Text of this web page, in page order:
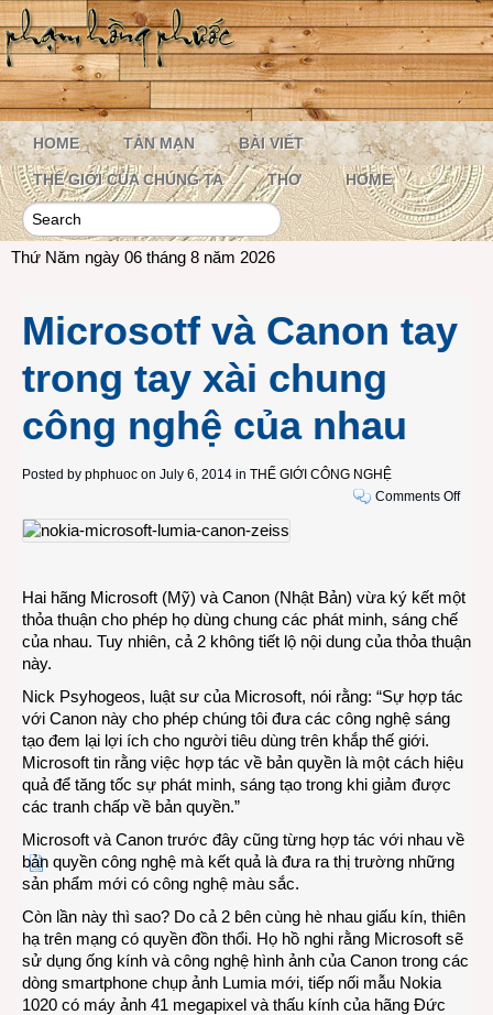
HOME TẢN MẠN BÀI VIẾT
THẾ GIỚI CỦA CHÚNG TA THƠ HOME
Thứ Năm ngày 06 tháng 8 năm 2026
Microsotf và Canon tay
trong tay xài chung
công nghệ của nhau
Posted by phphuoc on July 6, 2014 in THẾ GIỚI CÔNG NGHỆ
Comments Offon
trong
xài
công
nhau
Hai hãng Microsoft (Mỹ) và Canon (Nhật Bản) vừa ký kết một
thỏa thuận cho phép họ dùng chung các phát minh, sáng chế
của nhau. Tuy nhiên, cả 2 không tiết lộ nội dung của thỏa thuận
này.
Nick Psyhogeos, luật sư của Microsoft, nói rằng: “Sự hợp tác
với Canon này cho phép chúng tôi đưa các công nghệ sáng
tạo đem lại lợi ích cho người tiêu dùng trên khắp thế giới.
Microsoft tin rằng việc hợp tác về bản quyền là một cách hiệu
quả để tăng tốc sự phát minh, sáng tạo trong khi giảm được
các tranh chấp về bản quyền.”
Microsoft và Canon trước đây cũng từng hợp tác với nhau về
bản quyền công nghệ mà kết quả là đưa ra thị trường những
sản phẩm mới có công nghệ màu sắc.
Còn lần này thì sao? Do cả 2 bên cùng hè nhau giấu kín, thiên
hạ trên mạng có quyền đồn thổi. Họ hồ nghi rằng Microsoft sẽ
sử dụng ống kính và công nghệ hình ảnh của Canon trong các
dòng smartphone chụp ảnh Lumia mới, tiếp nối mẫu Nokia
1020 có máy ảnh 41 megapixel và thấu kính của hãng Đức